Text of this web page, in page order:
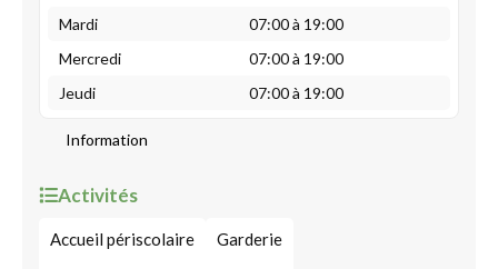
Mardi
07:00 à 19:00
Mercredi
07:00 à 19:00
Jeudi
07:00 à 19:00
Information
Activités
Accueil périscolaire Garderie